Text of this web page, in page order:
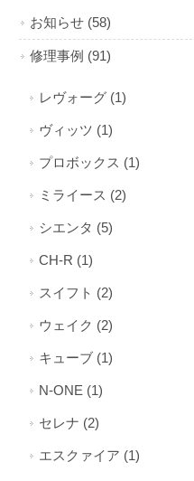
お知らせ (58)
修理事例 (91)
レヴォーグ (1)
ヴィッツ (1)
プロボックス (1)
ミライース (2)
シエンタ (5)
CH-R (1)
スイフト (2)
ウェイク (2)
キューブ (1)
N-ONE (1)
セレナ (2)
エスクァイア (1)